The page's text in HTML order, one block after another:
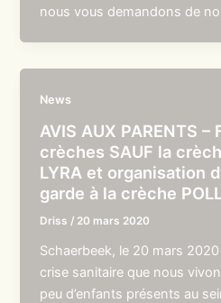
nous vous demandons de
News
AVIS AUX PARENTS
crèches SAUF la
LYRA et organisation
garde à la crèche
Driss / 20 mars 2020
Schaerbeek, le 20 mars
crise sanitaire que nous
peu d’enfants présents au